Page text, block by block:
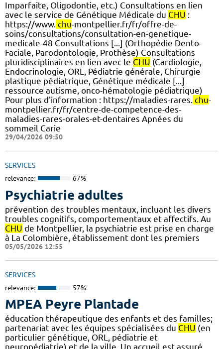
Imparfaite, Oligodontie, etc.) Consultations en lien
avec le service de Génétique Médicale du CHU :
https://www. chu-montpellier.fr/fr/offre-de-
soins/consultations/consultation-en-genetique-
medicale-48 Consultations [...] (Orthopédie Dento-
Faciale, Parodontologie, Prothèse) Consultations
pluridisciplinaires en lien avec le CHU (Cardiologie,
Endocrinologie, ORL, Pédiatrie générale, Chirurgie
plastique pédiatrique, Génétique médicale [...]
ressource autisme, onco-hématologie pédiatrique)
Pour plus d'information : https://maladies-rares. chu-
montpellier.fr/fr/centre-de-competence-des-
maladies-rares-orales-et-dentaires Apnées du
sommeil Carie
29/04/2026 09:50
SERVICES
relevance: 67%
Psychiatrie adultes
prévention des troubles mentaux, incluant les divers
troubles cognitifs, comportementaux et affectifs. Au
CHU de Montpellier, la psychiatrie est prise en charge
à La Colombière, établissement dont les premiers
05/05/2026 12:55
SERVICES
relevance: 57%
MPEA Peyre Plantade
éducation thérapeutique des enfants et des familles;
partenariat avec les équipes spécialisées du CHU (en
particulier génétique, ORL, pédiatrie et
neuropédiatrie) et de la ville. Un accueil est assuré